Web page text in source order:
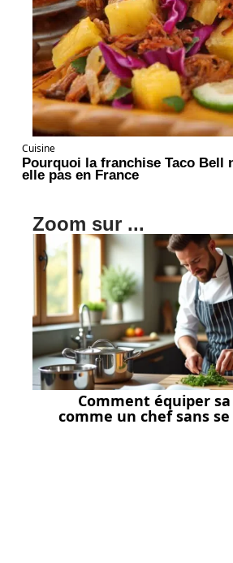
Cuisine
Pourquoi la franchise Taco Bell
elle pas en France
Zoom sur ...
Comment équiper
comme un chef sans